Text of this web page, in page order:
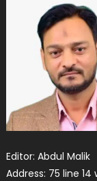
Editor: Abdul Malik
Address: 75 line